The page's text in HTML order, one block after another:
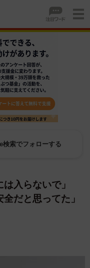
検索でフォローする
は入らないで」
だと思ってた」